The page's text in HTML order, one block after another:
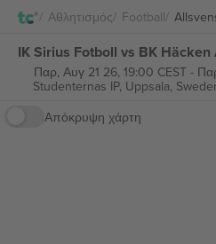
Αθλητισμός Football
Παρ, Αυγ 21 26, 19:00 CEST-
Studenternas IP, Uppsala,
Απόκρυψη χάρτη